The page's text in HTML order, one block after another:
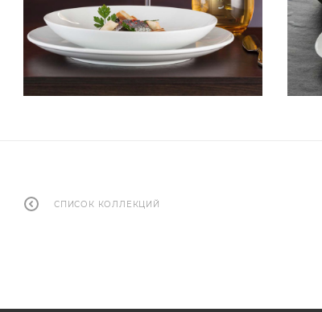
СПИСОК КОЛЛЕКЦИЙ